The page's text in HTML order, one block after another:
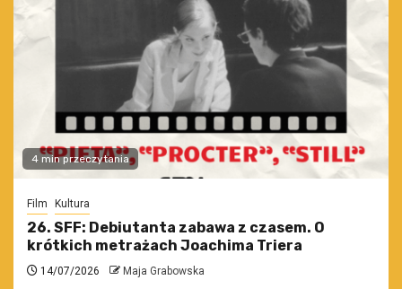
4 min przeczytania
Film Kultura
26. SFF: Debiutanta zabawa z czasem. O
krótkich metrażach Joachima Triera
14/07/2026 Maja Grabowska